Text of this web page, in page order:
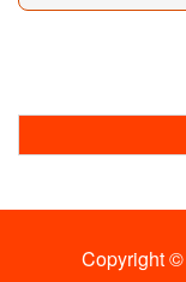
Copyright